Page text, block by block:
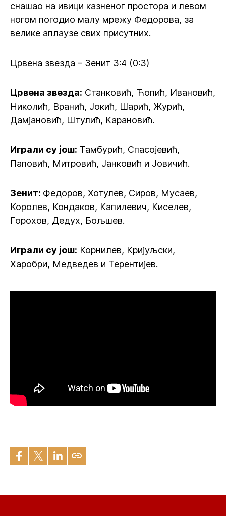
снашао на ивици казненог простора и левом
ногом погодио малу мрежу Федорова, за
велике аплаузе свих присутних.
Црвена звезда – Зенит 3:4 (0:3)
Црвена звезда: Станковић, Ћопић, Ивановић,
Николић, Вранић, Јокић, Шарић, Журић,
Дамјановић, Штулић, Карановић.
Играли су још: Тамбурић, Спасојевић,
Паповић, Митровић, Јанковић и Јовичић.
Зенит: Федоров, Хотулев, Сиров, Мусаев,
Королев, Кондаков, Капилевич, Киселев,
Горохов, Дедух, Бољшев.
Играли су још: Корнилев, Кријуљски,
Харобри, Медведев и Терентијев.